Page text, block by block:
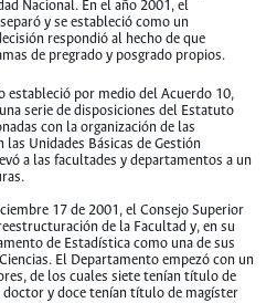
Nacional. En el año 2001, el
y se estableció como un
respondió al hecho de que
de pregrado y posgrado propios.
estableció por medio del Acuerdo 10,
serie de disposiciones del Estatuto
con la organización de las
Unidades Básicas de Gestión
a las facultades y departamentos a un
17 de 2001, el Consejo Superior
de la Facultad y, en su
de Estadística como una de sus
El Departamento empezó con un
de los cuales siete tenían título de
y doce tenían título de magíster